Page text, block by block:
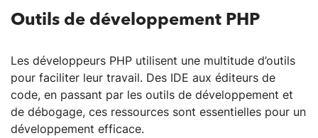
Outils de développement PHP
Les développeurs PHP utilisent une multitude d’outils
pour faciliter leur travail. Des IDE aux éditeurs de
code, en passant par les outils de développement et
de débogage, ces ressources sont essentielles pour un
développement efficace.